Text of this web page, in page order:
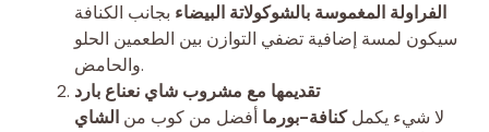
الفراولة المغموسة بالشوكولاتة البيضاء بجانب الكنافة
سيكون لمسة إضافية تضفي التوازن بين الطعمين الحلو
والحامض.
تقديمها مع مشروب شاي نعناع بارد
لا شيء يكملكنافة-بورما أفضل من كوب من الشاي